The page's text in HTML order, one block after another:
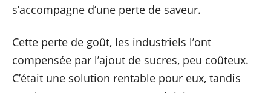
s’accompagne d’une perte de saveur.
Cette perte de goût, les industriels l’ont
compensée par l’ajout de sucres, peu coûteux.
C’était une solution rentable pour eux, tandis